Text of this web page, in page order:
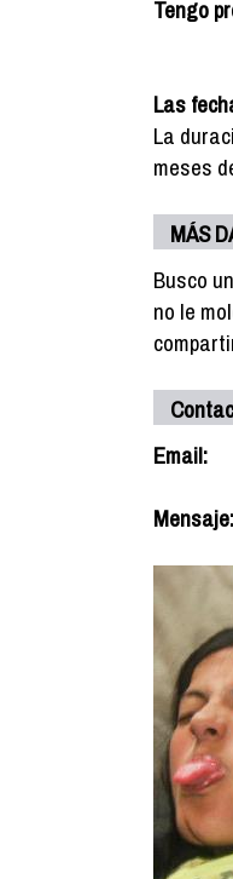
Tengo
Las
La
meses
MÁS
Busco
no le
Email:
Mensaje: